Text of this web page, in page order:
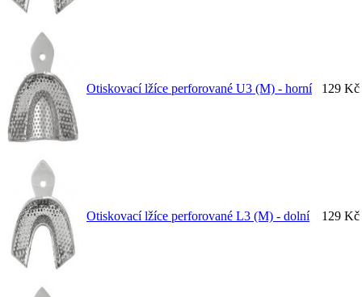
Otiskovací lžíce perforované U3 (M) - horní 129 Kč
Otiskovací lžíce perforované L3 (M) - dolní 129 Kč